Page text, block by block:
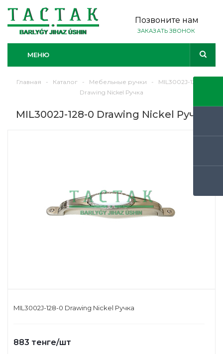
Позвоните нам
ЗАКАЗАТЬ ЗВОНОК
МЕНЮ
Главная - Каталог - Мебельные ручки -
MIL3002J-128-0
Drawing Nickel Ручка
MIL3002J-128-0 Drawing Nickel Ручка
MIL3002J-128-0 Drawing Nickel Ручка
883 тенге/шт